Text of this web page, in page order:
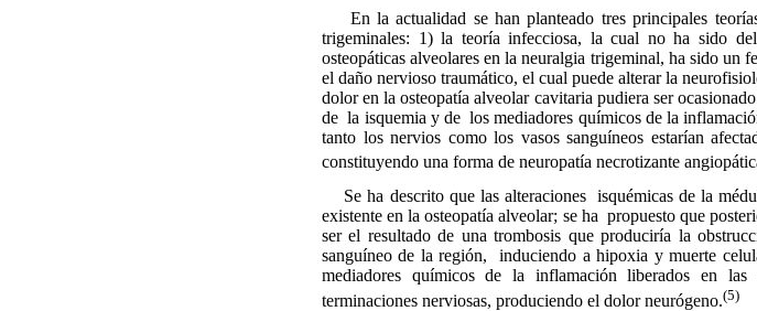
En la actualidad se han planteado tres principales
trigeminales: 1) la teoría infecciosa, la cual no ha sido
osteopáticas alveolares en la neuralgia trigeminal, ha sido un
el daño nervioso traumático, el cual puede alterar la
dolor en la osteopatía alveolar cavitaria pudiera ser
de la isquemia y de los mediadores químicos de la
tanto los nervios como los vasos sanguíneos estarían
constituyendo una forma de neuropatía necrotizante
Se ha descrito que las alteraciones isquémicas de la
existente en la osteopatía alveolar; se ha propuesto que
ser el resultado de una trombosis que produciría la
sanguíneo de la región,
induciendo a hipoxia y muerte
mediadores químicos de la inflamación liberados en las
terminaciones nerviosas, produciendo el dolor neurógeno.(5)